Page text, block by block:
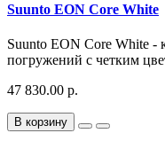
Suunto EON Core White
Suunto EON Core White -
погружений с четким
47 830.00 р.
В корзину